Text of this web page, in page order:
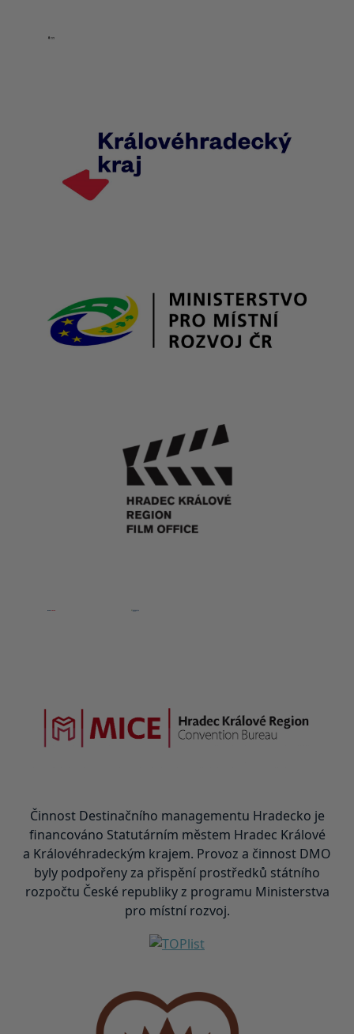
Činnost Destinačního managementu Hradecko je
financováno Statutárním městem Hradec Králové
a Královéhradeckým krajem. Provoz a činnost DMO
byly podpořeny za přispění prostředků státního
rozpočtu České republiky z programu Ministerstva
pro místní rozvoj.